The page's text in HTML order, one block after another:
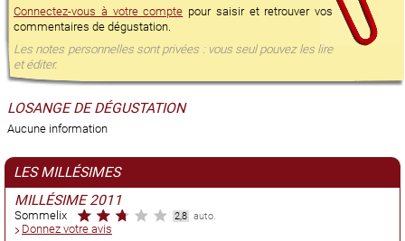
Connectez-vous à votre compte pour saisir et retrouver vos
commentaires de dégustation.
Les notes personnelles sont privées : vous seul pouvez les lire
et éditer.
LOSANGE DE DÉGUSTATION
Aucune information
LES MILLÉSIMES
MILLÉSIME 2011
Sommelix 2,8 auto.
Donnez votre avis